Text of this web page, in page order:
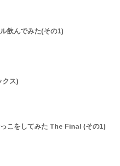
飲んでみた(その1)
クス)
こをしてみた The Final (その1)